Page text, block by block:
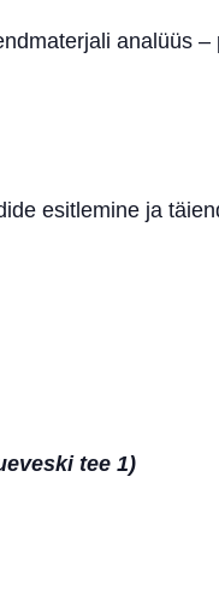
analüüs
esitlemine ja
tee 1)